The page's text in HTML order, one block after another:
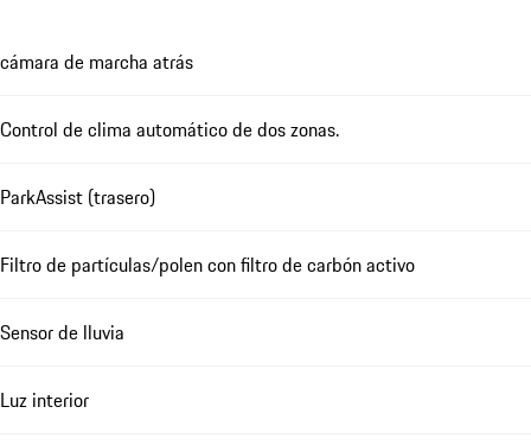
cámara de marcha atrás
Control de clima automático de dos zonas.
ParkAssist (trasero)
Filtro de partículas/polen con filtro de carbón activo
Sensor de lluvia
Luz interior